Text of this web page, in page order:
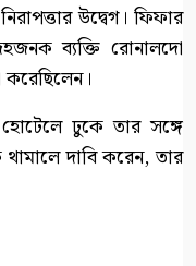
উদ্বেগ। ফিফার
ব্যক্তি রোনালদো
ঢুকে তার সঙ্গে
দাবি করেন, তার